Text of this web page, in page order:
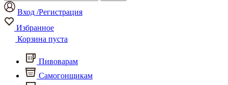
Вход /Регистрация
Избранное
Корзина пуста
Пивоварам
Самогонщикам